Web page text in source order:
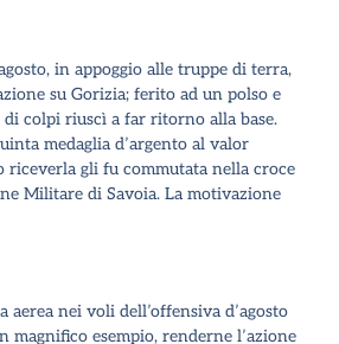
in appoggio alle truppe di terra,
su Gorizia; ferito ad un polso e
di colpi riuscì a far ritorno alla base.
medaglia d’argento al valor
riceverla gli fu commutata nella croce
Militare di Savoia. La motivazione
aerea nei voli dell’offensiva d’agosto
magnifico esempio, renderne l’azione